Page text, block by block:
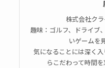
株式会社クラ
趣味：ゴルフ、ドライブ
いゲームを
気になることには深く
らこだわって時間を